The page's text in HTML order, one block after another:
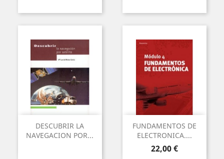
DESCUBRIR LA
NAVEGACION POR...
FUNDAMENTOS DE
ELECTRONICA....
Preu
22,00 €